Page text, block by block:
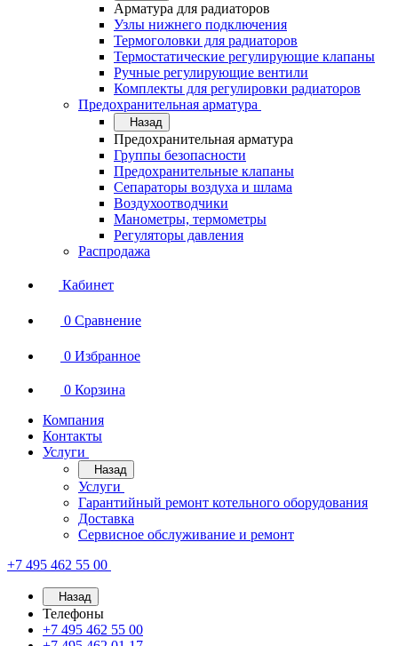
Арматура для радиаторов
Узлы нижнего подключения
Термоголовки для радиаторов
Термостатические регулирующие клапаны
Ручные регулирующие вентили
Комплекты для регулировки радиаторов
Предохранительная арматура
Назад
Предохранительная арматура
Группы безопасности
Предохранительные клапаны
Сепараторы воздуха и шлама
Воздухоотводчики
Манометры, термометры
Регуляторы давления
Распродажа
Кабинет
0 Сравнение
0 Избранное
0 Корзина
Компания
Контакты
Услуги
Назад
Услуги
Гарантийный ремонт котельного оборудования
Доставка
Сервисное обслуживание и ремонт
+7 495 462 55 00
Назад
Телефоны
+7 495 462 55 00